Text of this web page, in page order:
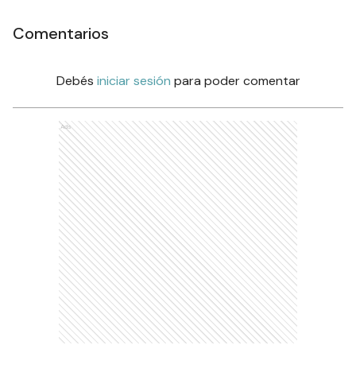
Comentarios
Debés iniciar sesión para poder comentar
Ads